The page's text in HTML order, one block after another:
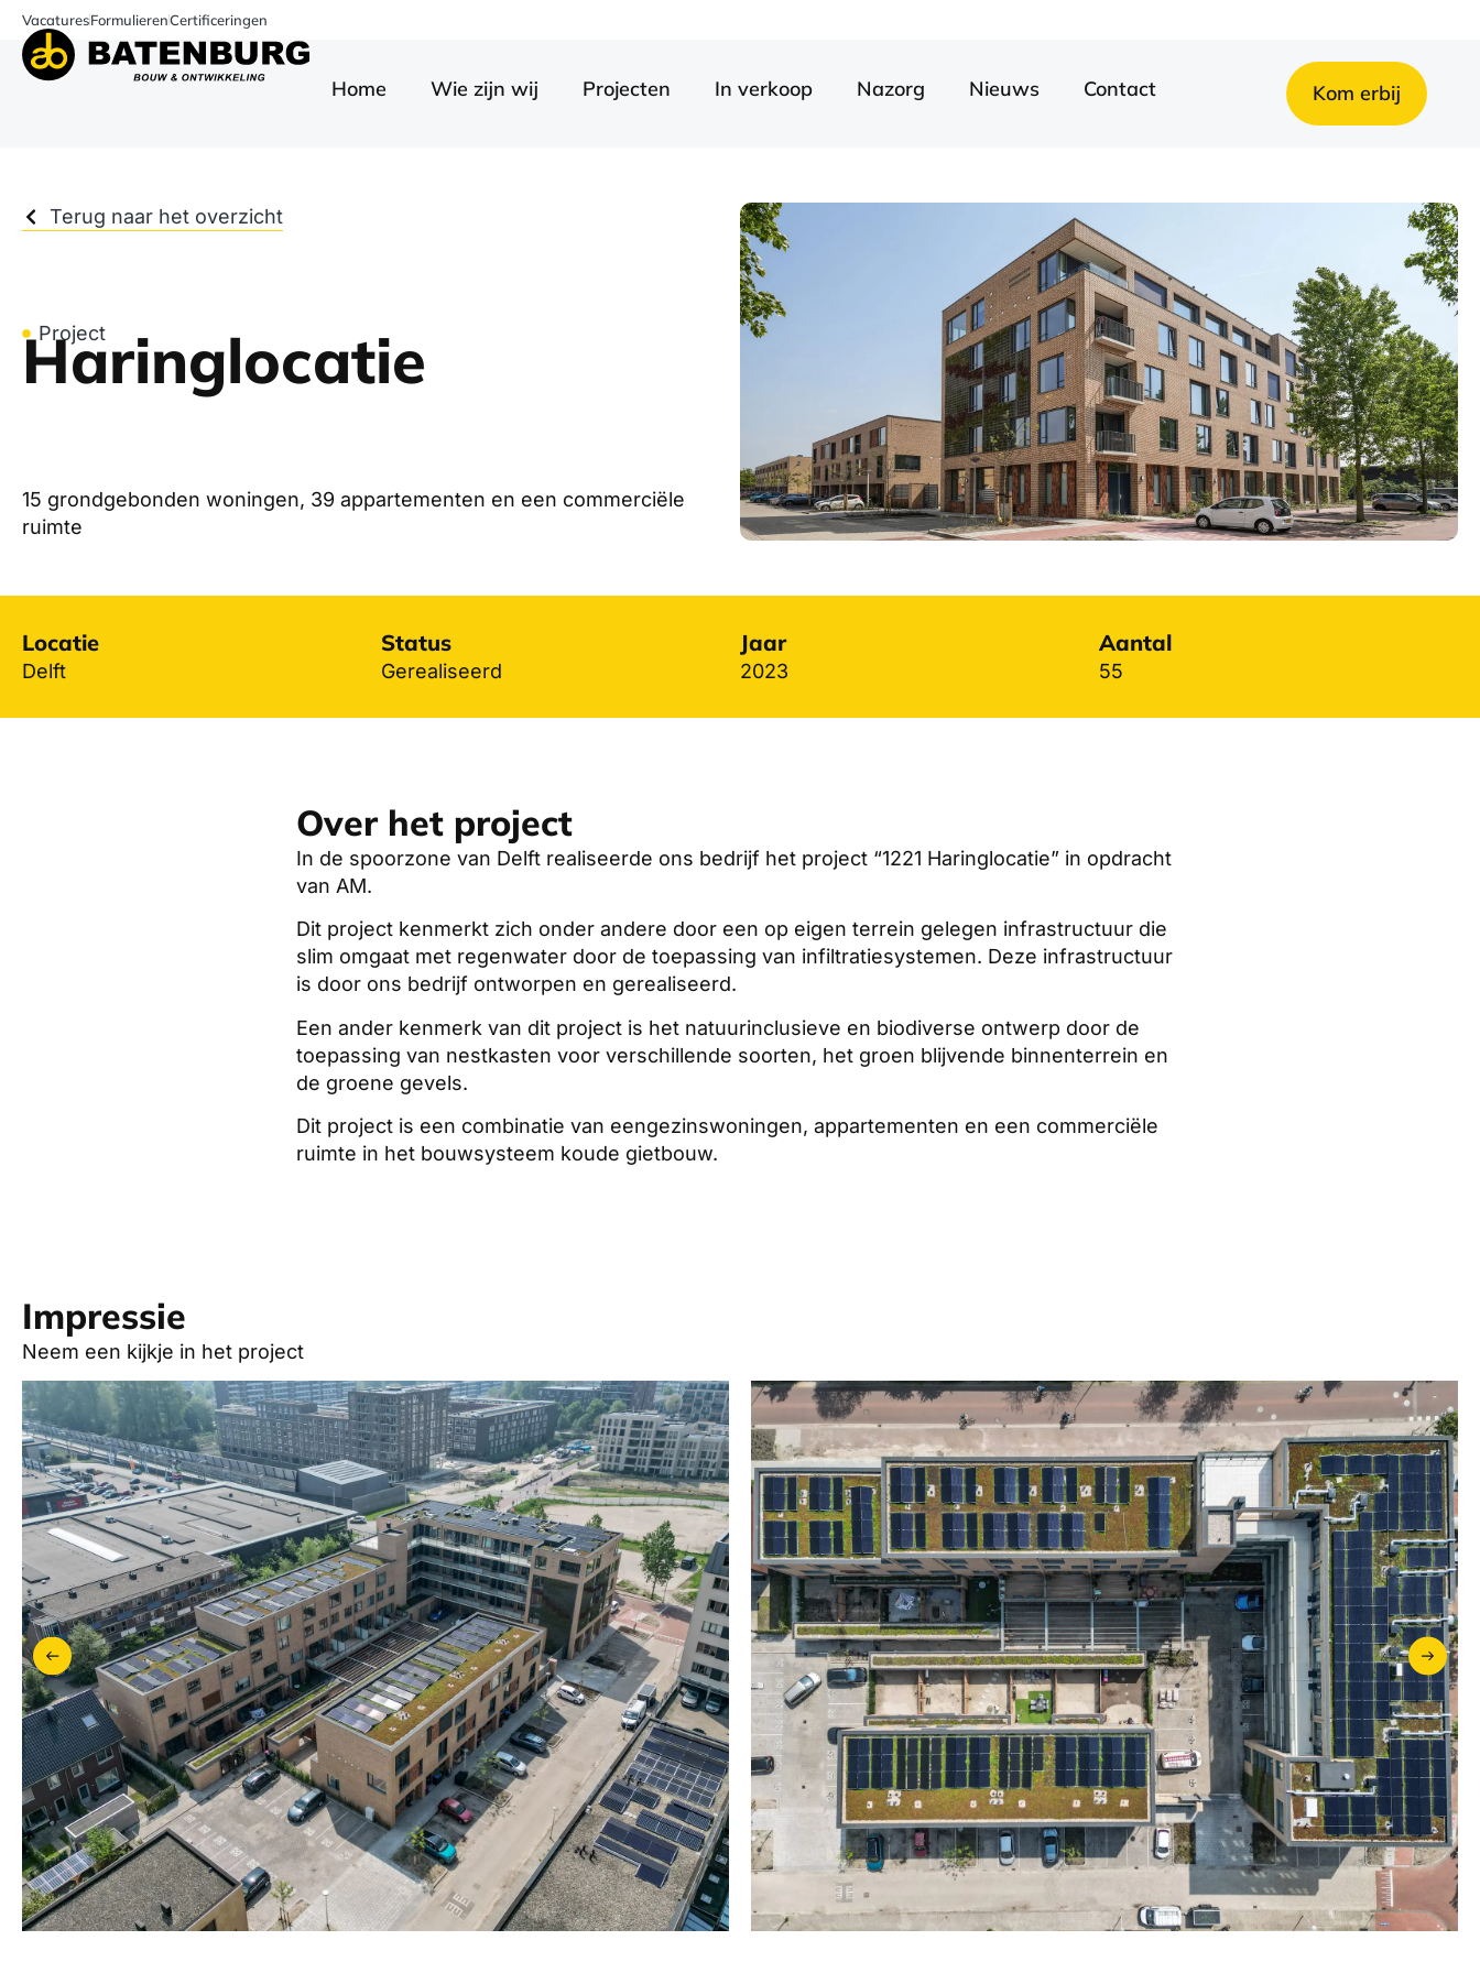
VacaturesFormulierenCertificeringen
Home Wie zijn wij Projecten In verkoop Nazorg Nieuws Contact Kom erbij
Terug naar het overzicht
Project
Haringlocatie
15 grondgebonden woningen, 39 appartementen en een commerciële
ruimte
Locatie
Delft
Status
Gerealiseerd
Jaar
2023
Aantal
55
Over het project
In de spoorzone van Delft realiseerde ons bedrijf het project “1221 Haringlocatie” in opdracht
van AM.
Dit project kenmerkt zich onder andere door een op eigen terrein gelegen infrastructuur die
slim omgaat met regenwater door de toepassing van infiltratiesystemen. Deze infrastructuur
is door ons bedrijf ontworpen en gerealiseerd.
Een ander kenmerk van dit project is het natuurinclusieve en biodiverse ontwerp door de
toepassing van nestkasten voor verschillende soorten, het groen blijvende binnenterrein en
de groene gevels.
Dit project is een combinatie van eengezinswoningen, appartementen en een commerciële
ruimte in het bouwsysteem koude gietbouw.
Impressie
Neem een kijkje in het project